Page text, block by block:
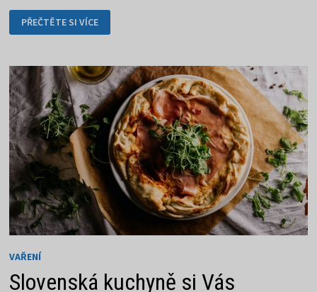
STAROČESKÁ
ZELŇAČKA
S
VHOD
PŘEČTĚTE SI VÍCE
VAŘENÍ
Slovenská kuchyně si Vás